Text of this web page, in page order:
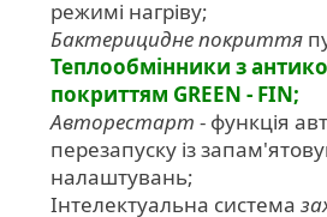
режимі нагріву;
Бактерицидне покриття
Теплообмінники з
покриттям GREEN - FIN;
Авторестарт - функція
перезапуску із
налаштувань;
Інтелектуальна система